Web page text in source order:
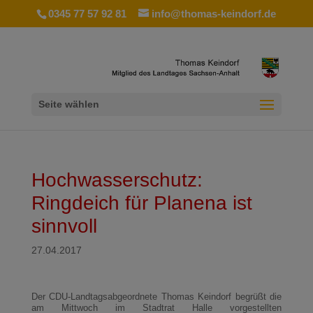
0345 77 57 92 81 info@thomas-keindorf.de
Seite wählen
Hochwasserschutz:
Ringdeich für Planena ist
sinnvoll
27.04.2017
Der CDU-Landtagsabgeordnete Thomas Keindorf begrüßt die
am Mittwoch im Stadtrat Halle vorgestellten